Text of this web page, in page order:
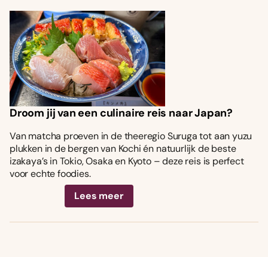
Droom jij van een culinaire reis naar Japan?
Van matcha proeven in de theeregio Suruga tot aan yuzu
plukken in de bergen van Kochi én natuurlijk de beste
izakaya’s in Tokio, Osaka en Kyoto – deze reis is perfect
voor echte foodies.
Lees meer